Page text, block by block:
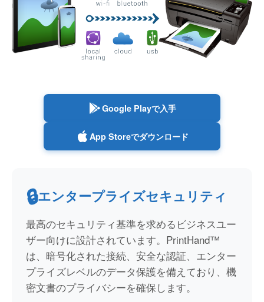
Google Playで入手
App Storeでダウンロード
🔒エンタープライズセキュリティ
最高のセキュリティ基準を求めるビジネスユー
ザー向けに設計されています。PrintHand™
は、暗号化された接続、安全な認証、エンター
プライズレベルのデータ保護を備えており、機
密文書のプライバシーを確保します。